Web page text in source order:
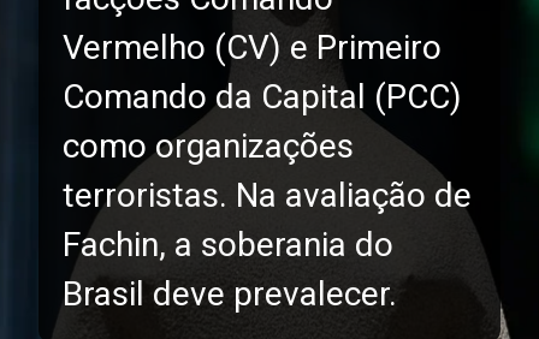
Vermelho (CV) e Primeiro
Comando da Capital (PCC)
como organizações
terroristas. Na avaliação de
Fachin, a soberania do
Brasil deve prevalecer.